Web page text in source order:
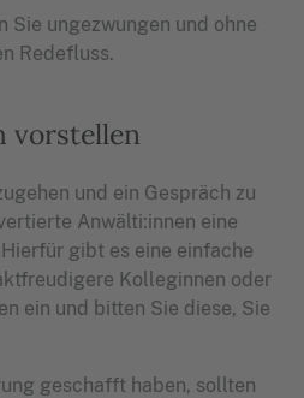
Sie ungezwungen und ohne
Redefluss.
vorstellen
und ein Gespräch zu
Anwälti:innen eine
gibt es eine einfache
Kolleginnen oder
ein und bitten Sie diese, Sie
geschafft haben, sollten